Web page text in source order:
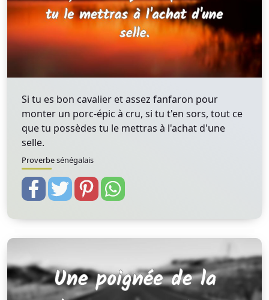
Si tu es bon cavalier et assez fanfaron pour
monter un porc-épic à cru, si tu t'en sors, tout ce
que tu possèdes tu le mettras à l'achat d'une
selle.
Proverbe sénégalais